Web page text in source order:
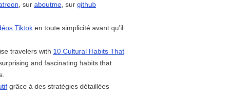
, sur aboutme, sur github
Tiktok en toute simplicité avant qu’il
travelers with 10 Cultural Habits That
and fascinating habits that
grâce à des stratégies détaillées